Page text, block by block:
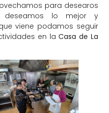
para desearos
lo mejor y
viene podamos seguir
en laCasa de La